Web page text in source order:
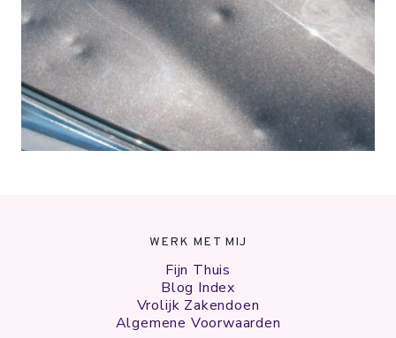
WERK MET MIJ
Fijn Thuis
Blog Index
Vrolijk Zakendoen
Algemene Voorwaarden